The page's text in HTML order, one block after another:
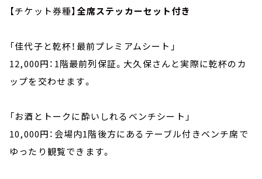
【チケット券種】 全席ステッカーセット付き
「佳代子と乾杯！最前プレミアムシート」
12,000円：1階最前列保証。大久保さんと実際に乾杯のカ
ップを交わせます。
「お酒とトークに酔いしれるベンチシート」
10,000円：会場内1階後方にあるテーブル付きベンチ席で
ゆったり観覧できます。